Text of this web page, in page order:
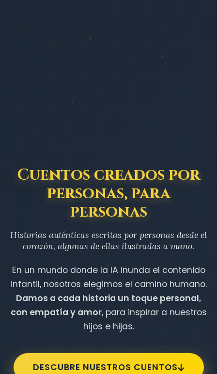
Cuentos creados por
personas, para
personas
Historias auténticas escritas por personas desde el
corazón, algunas de ellas ilustradas a mano.
En un mundo donde la IA inunda el contenido
infantil, nosotros elegimos el camino humano.
Damos a cada historia un toque personal,
con empatía y amor, para inspirar a nuestros
hijos e hijas.
DESCUBRE NUESTROS CUENTOS